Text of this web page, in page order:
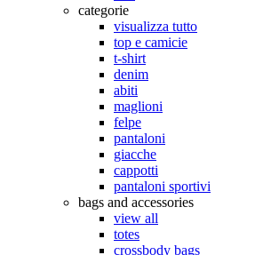
categorie
visualizza tutto
top e camicie
t-shirt
denim
abiti
maglioni
felpe
pantaloni
giacche
cappotti
pantaloni sportivi
bags and accessories
view all
totes
crossbody bags